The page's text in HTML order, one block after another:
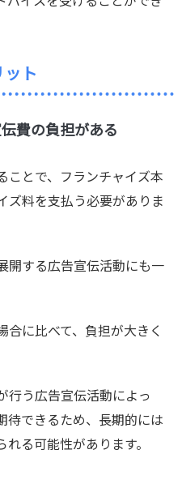
ット
費の負担がある
ことで、フランチャイズ本
ズ料を支払う必要がありま
開する広告宣伝活動にも一
合に比べて、負担が大きく
行う広告宣伝活動によっ
待できるため、長期的には
る可能性があります。